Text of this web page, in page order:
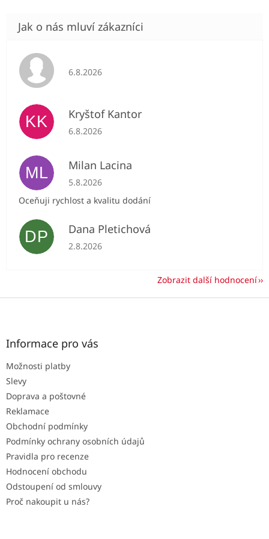
Hodnocení obchodu je 5 z 5 hvězdiček.
6.8.2026
KK Kryštof Kantor
Hodnocení obchodu je 5 z 5 hvězdiček.
6.8.2026
ML Milan Lacina
Hodnocení obchodu je 5 z 5 hvězdiček.
5.8.2026
Oceňuji rychlost a kvalitu dodání
DP Dana Pletichová
Hodnocení obchodu je 5 z 5 hvězdiček.
2.8.2026
Zobrazit další hodnocení
Z
Informace pro vás
Možnosti platby
Slevy
Doprava a poštovné
Reklamace
Obchodní podmínky
Podmínky ochrany osobních údajů
Pravidla pro recenze
Hodnocení obchodu
Odstoupení od smlouvy
Proč nakoupit u nás?